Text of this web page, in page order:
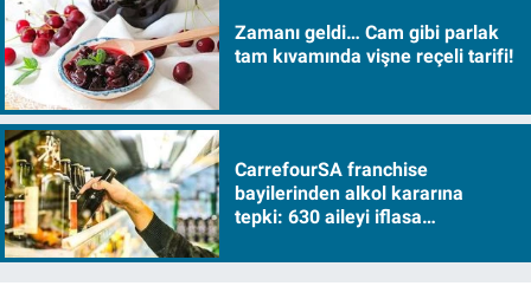
Zamanı geldi… Cam gibi parlak
tam kıvamında vişne reçeli tarifi!
CarrefourSA franchise
bayilerinden alkol kararına
tepki: 630 aileyi iflasa